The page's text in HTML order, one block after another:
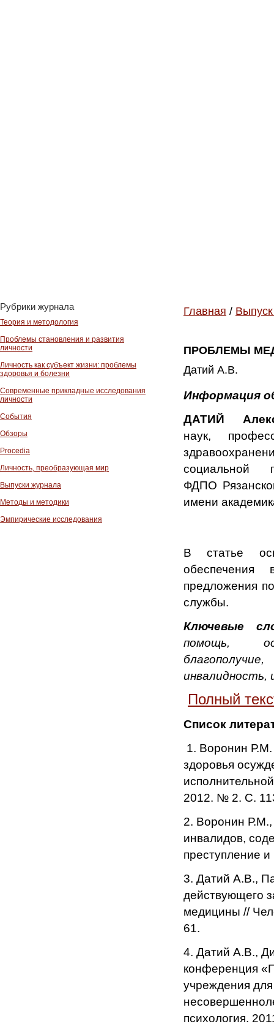
Рубрики журнала
Теория и методология
Проблемы становления и развития
личности
Личность как субъект жизни: проблемы
здоровья и болезни
Современные прикладные исследования
личности
События
Обзоры
Procedia
Личность, преобразующая мир
Выпуски журнала
Методы и методики
Эмпирические исследования
Главная /
ПРОБЛЕМЫ
Датий А.В.
Информация
ДАТИЙ
наук,
социальной
ФДПО
имени
В статье
обеспечения
предложения
службы.
Ключевые
помощь,
инвалидность,
Полный
Список
1. Воронин
здоровья
2012. № 2. С.
2. Воронин
инвалидов,
преступление
3. Датий А.В.,
действующего
медицины //
61.
4. Датий А.В.,
конференция
учреждения
психология.